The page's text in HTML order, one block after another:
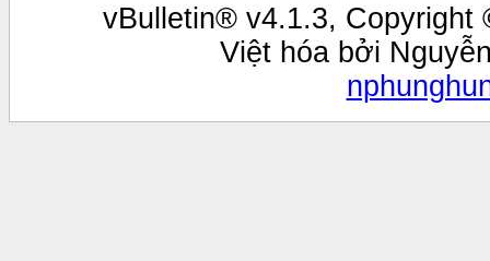
vBulletin® v4.1.3, Copyright
Việt hóa bởi